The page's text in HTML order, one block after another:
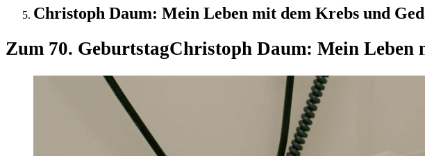
Christoph Daum: Mein Leben mit dem Krebs und
Zum 70. GeburtstagChristoph Daum: Mein Leben